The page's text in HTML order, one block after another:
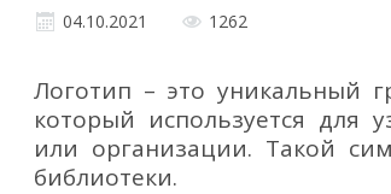
04.10.2021 1262
Логотип – это уникальный
который используется для
или организации. Такой
библиотеки.